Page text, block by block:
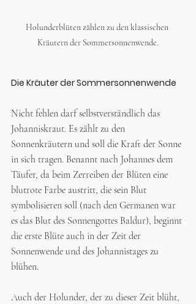
Holunderblüten zählen zu den klassischen
Kräutern der Sommersonnenwende.
Die Kräuter der Sommersonnenwende
Nicht fehlen darf selbstverständlich das
Johanniskraut. Es zählt zu den
Sonnenkräutern und soll die Kraft der Sonne
in sich tragen. Benannt nach Johannes dem
Täufer, da beim Zerreiben der Blüten eine
blutrote Farbe austritt, die sein Blut
symbolisieren soll (nach den Germanen war
es das Blut des Sonnengottes Baldur), beginnt
die erste Blüte auch in der Zeit der
Sonnenwende und des Johannistages zu
blühen.
Auch der Holunder, der zu dieser Zeit blüht,